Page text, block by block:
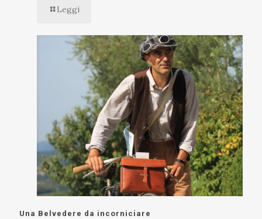
Leggi
Una Belvedere da incorniciare